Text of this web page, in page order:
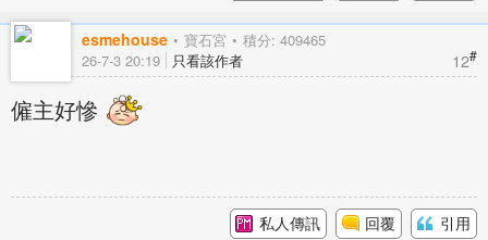
esmehouse 寶石宮 積分: 409465
12#
26-7-3 20:19 只看該作者
僱主好慘
私人傳訊 回覆 引用